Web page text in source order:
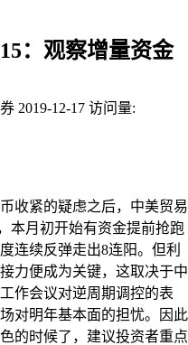
：观察增量资金
2019-12-17 访问量:
收紧的疑虑之后，中美贸易
本月初开始有资金提前抢跑
连续反弹走出8连阳。但利
力便成为关键，这取决于中
作会议对逆周期调控的表
对明年基本面的担忧。因此
的时候了，建议投资者重点